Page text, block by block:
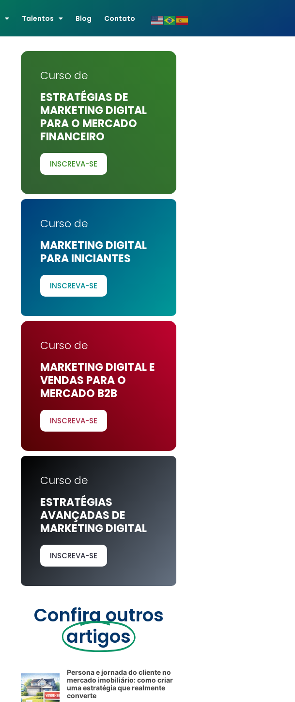
Talentos Blog Contato
Curso de
ESTRATÉGIAS DE
MARKETING DIGITAL
PARA O MERCADO
FINANCEIRO
INSCREVA-SE
Curso de
MARKETING DIGITAL
PARA INICIANTES
INSCREVA-SE
Curso de
MARKETING DIGITAL E
VENDAS PARA O
MERCADO B2B
INSCREVA-SE
Curso de
ESTRATÉGIAS
AVANÇADAS DE
MARKETING DIGITAL
INSCREVA-SE
Confira outros
artigos
Persona e jornada do cliente no
mercado imobiliário: como criar
uma estratégia que realmente
converte